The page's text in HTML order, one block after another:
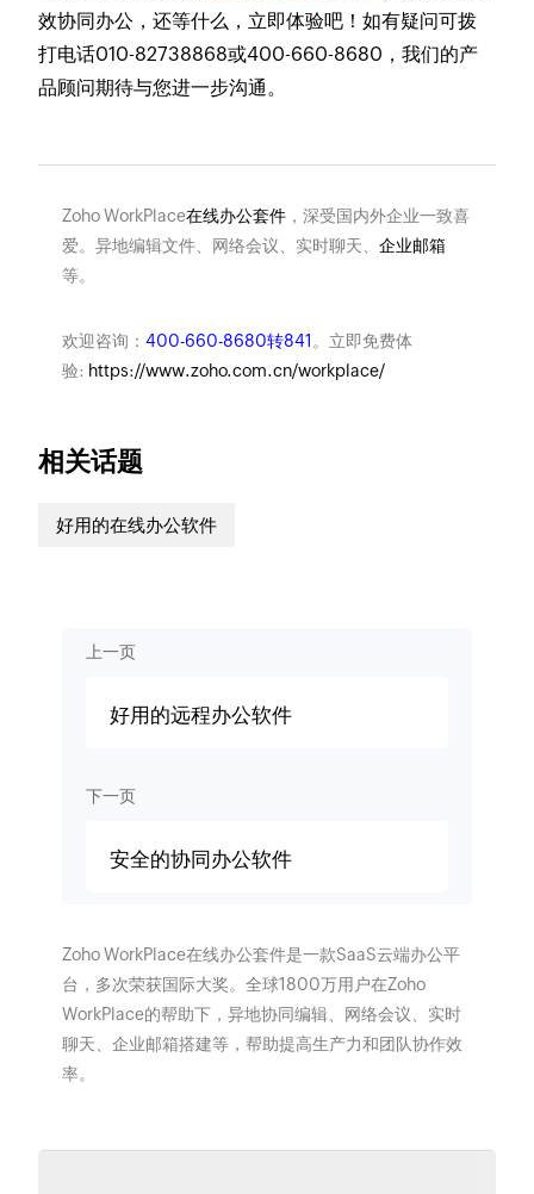
效协同办公，还等什么，立即体验吧！如有疑问可拨
打电话010-82738868或400-660-8680，我们的产
品顾问期待与您进一步沟通。
Zoho WorkPlace在线办公套件，深受国内外企业一致喜
爱。异地编辑文件、网络会议、实时聊天、 企业邮箱
等。
欢迎咨询： 400-660-8680转841 。立即免费体
验: https://www.zoho.com.cn/workplace/
相关话题
好用的在线办公软件
上一页
好用的远程办公软件
下一页
安全的协同办公软件
Zoho WorkPlace在线办公套件是一款SaaS云端办公平
台，多次荣获国际大奖。全球1800万用户在Zoho
WorkPlace的帮助下，异地协同编辑、网络会议、实时
聊天、企业邮箱搭建等，帮助提高生产力和团队协作效
率。